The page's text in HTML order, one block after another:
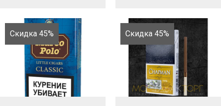
Скидка 45% Скидка 45%